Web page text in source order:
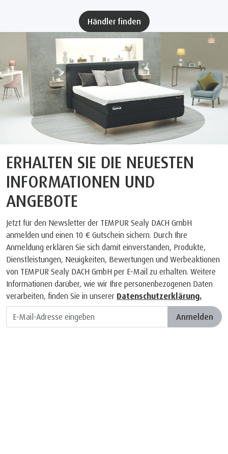
Händler finden
ERHALTEN SIE DIE NEUESTEN
INFORMATIONEN UND
ANGEBOTE
Jetzt für den Newsletter der TEMPUR Sealy DACH GmbH
anmelden und einen 10 € Gutschein sichern. Durch Ihre
Anmeldung erklären Sie sich damit einverstanden, Produkte,
Dienstleistungen, Neuigkeiten, Bewertungen und Werbeaktionen
von TEMPUR Sealy DACH GmbH per E-Mail zu erhalten. Weitere
Informationen darüber, wie wir Ihre personenbezogenen Daten
verarbeiten, finden Sie in unserer Datenschutzerklärung.
Anmelden